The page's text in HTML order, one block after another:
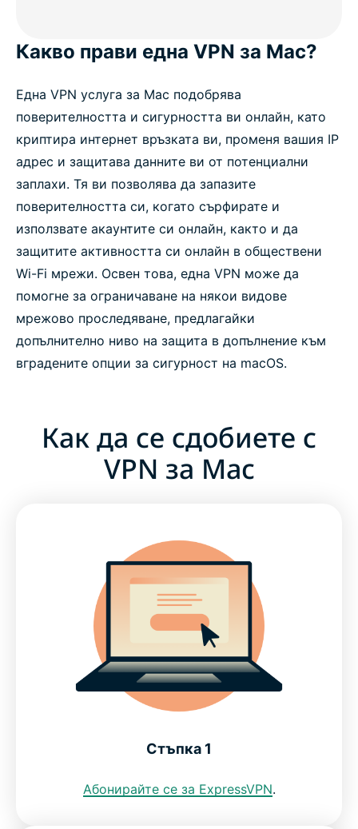
Какво прави една VPN за Mac?
Една VPN услуга за Mac подобрява
поверителността и сигурността ви онлайн, като
криптира интернет връзката ви, променя вашия IP
адрес и защитава данните ви от потенциални
заплахи. Тя ви позволява да запазите
поверителността си, когато сърфирате и
използвате акаунтите си онлайн, както и да
защитите активността си онлайн в обществени
Wi-Fi мрежи. Освен това, една VPN може да
помогне за ограничаване на някои видове
мрежово проследяване, предлагайки
допълнително ниво на защита в допълнение към
вградените опции за сигурност на macOS.
Как да се сдобиете с
VPN за Mac
Стъпка 1
Абонирайте се за ExpressVPN.